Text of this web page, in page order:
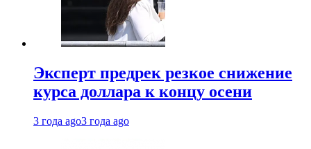
Эксперт предрек резкое снижение
курса доллара к концу осени
3 года ago3 года ago